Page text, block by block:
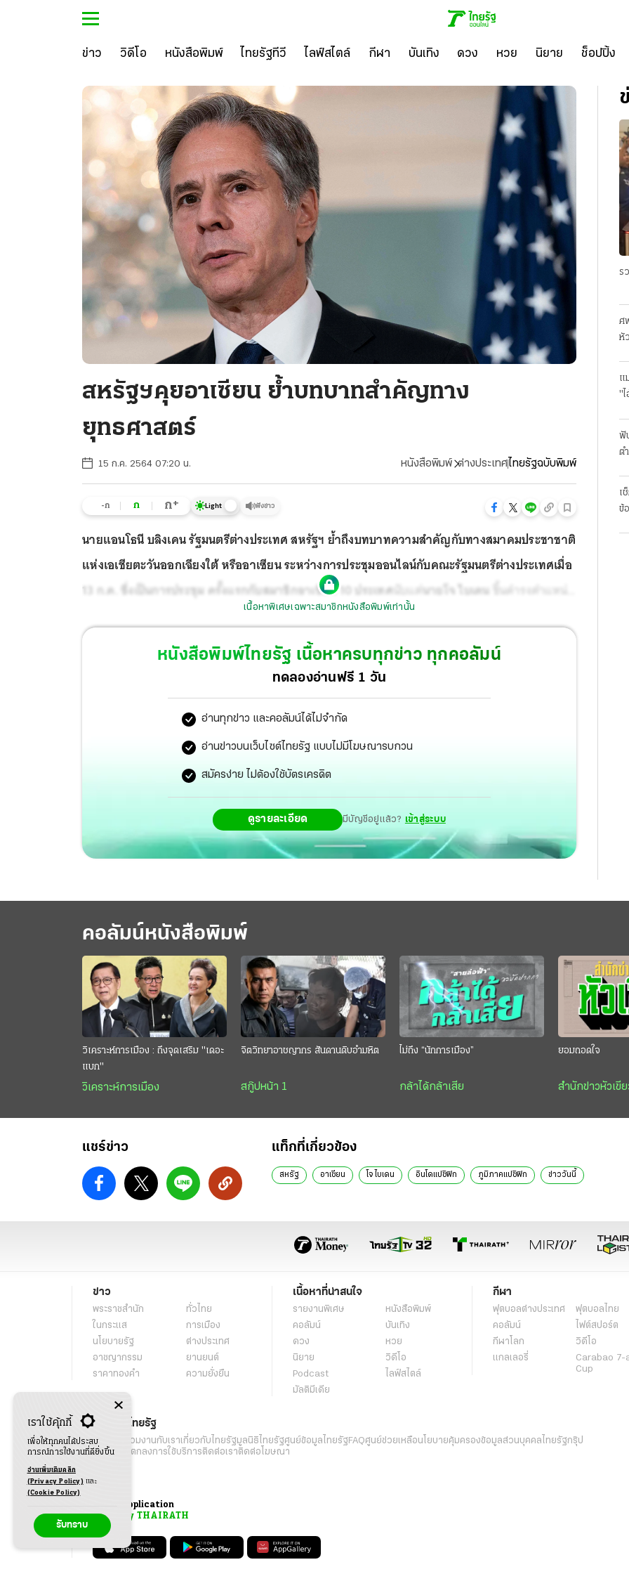
ข่าว วิดีโอ หนังสือพิมพ์ ไทยรัฐทีวี ไลฟ์สไตล์ กีฬา บันเทิง ดวง หวย นิยาย ช็อปปิ้ง
สหรัฐฯคุยอาเซียน ย้ำบทบาทสำคัญทาง
ยุทธศาสตร์
15 ก.ค. 2564 07:20 น. หนังสือพิมพ์ ต่างประเทศไทยรัฐฉบับพิมพ์
-ก ก ก+ Light ฟังข่าว
นายแอนโธนี บลิงเคนรัฐมนตรีต่างประเทศ สหรัฐฯ ย้ำถึงบทบาทความสำคัญกับทางสมาคมประชาชาติ
แห่งเอเชียตะวันออกเฉียงใต้ หรืออาเซียน ระหว่างการประชุมออนไลน์กับคณะรัฐมนตรีต่างประเทศเมื่อ
13 ก.ค. ซึ่งเป็นการประชุม ครั้งแรกกับสมาชิกอาเซียน 10 ประเทศนับแต่นายโจ ไบเดน ขึ้นดำรงตำแหน่ง
ประธานาธิบดีสหรัฐฯเมื่อเดือน ม.ค. ท่ามกลางกระแสหวั่นวิตกในแวดวงทางการทูตและแวดวงอื่นที่ว่า
รัฐบาลสหรัฐฯให้ความสนใจไม่เพียงพอกับภูมิภาคนี้ที่ถือเป็นยุทธศาสตร์ทางภูมิภาคที่จะสกัดการขยาย
เนื้อหาพิเศษเฉพาะสมาชิกหนังสือพิมพ์เท่านั้น
หนังสือพิมพ์ไทยรัฐ เนื้อหาครบทุกข่าว ทุกคอลัมน์
ทดลองอ่านฟรี 1 วัน
อ่านทุกข่าว และคอลัมน์ได้ไม่จำกัด
อ่านข่าวบนเว็บไซต์ไทยรัฐ แบบไม่มีโฆษณารบกวน
สมัครง่าย ไม่ต้องใช้บัตรเครดิต
ดูรายละเอียด มีบัญชีอยู่แล้ว? เข้าสู่ระบบ
ร
ศ
หั
แ
"
ฟั
ต
เ
ข้
คอลัมน์หนังสือพิมพ์
วิเคราะห์การเมือง : ถึงจุดเสริม "เดอะ
แบก"
วิเคราะห์การเมือง
จิตวิทยาอาชญากร สันดานดิบอำมหิต
สกู๊ปหน้า 1
ไม่ถึง “นักการเมือง”
กล้าได้กล้าเสีย
ยอมถอดใจ
สำนักข่าวหัวเขีย
แชร์ข่าว แท็กที่เกี่ยวข้อง
สหรัฐ อาเซียน โจ ไบเดน อินโดแปซิฟิก ภูมิภาคแปซิฟิก ข่าววันนี้
ข่าว
พระราชสำนัก
ทั่วไทย
ในกระแส
การเมือง
นโยบายรัฐ
ต่างประเทศ
อาชญากรรม
ยานยนต์
ราคาทองคำ
ความยั่งยืน
เนื้อหาที่น่าสนใจ
รายงานพิเศษ
หนังสือพิมพ์
คอลัมน์
บันเทิง
ดวง
หวย
นิยาย
วิดีโอ
Podcast
ไลฟ์สไตล์
มัลติมีเดีย
กีฬา
ฟุตบอลต่่างประเทศ
ฟุตบอลไทย
คอลัมน์
ไฟต์สปอร์ต
กีฬาโลก
วิดีโอ
แกลเลอรี่
Carabao 7-
Cup
เกี่ยวกับไทยรัฐ
กิจกรรม ร่วมงานกับเราเกี่ยวกับไทยรัฐมูลนิธิไทยรัฐศูนย์ข้อมูลไทยรัฐFAQศูนย์ช่วยเหลือนโยบายคุ้มครองข้อมูลส่วนบุคคลไทยรัฐกรุ๊ป
เงื่อนไขข้อตกลงการใช้บริการติดต่อเราติดต่อโฆษณา
Application
My THAIRATH
เราใช้คุ้กกี้
เพื่อให้ทุกคนได้ประสบ
การณ์การใช้งานที่ดียิ่งขึ้น
อ่านเพิ่มเติมคลิก
(Privacy Policy) และ
(Cookie Policy)
รับทราบ